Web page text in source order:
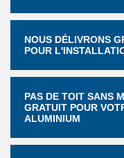
NOUS DÉLIVRONS
POUR
PAS DE TOIT SANS
GRATUIT POUR
ALUMINIUM